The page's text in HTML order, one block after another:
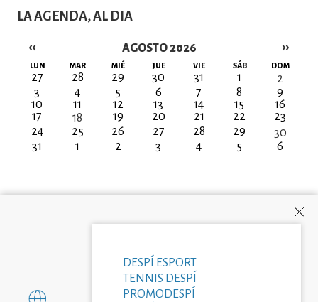
LA AGENDA, AL DIA
AGOSTO 2026
Paginación
‹‹ ››
LUN MAR MIÉ JUE VIE SÁB DOM
27 28 29 30 31 1
2
3
4 5 6 7 8
9
10
11 12 13 14 15
16
17
18 19 20 21 22
23
24
25 26 27 28 29
30
31
1 2 3 4 5 6
DESPÍ ESPORT
TENNIS DESPÍ
PROMODESPÍ